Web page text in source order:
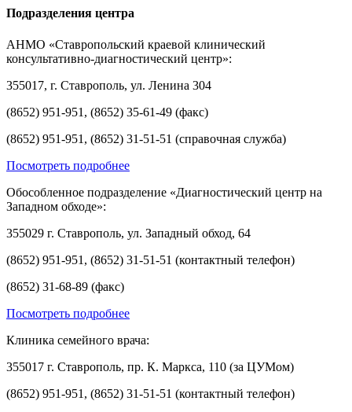
Подразделения центра
АНМО «Ставропольский краевой клинический
консультативно-диагностический центр»:
355017, г. Ставрополь, ул. Ленина 304
(8652) 951-951, (8652) 35-61-49 (факс)
(8652) 951-951, (8652) 31-51-51 (справочная служба)
Посмотреть подробнее
Обособленное подразделение «Диагностический центр на
Западном обходе»:
355029 г. Ставрополь, ул. Западный обход, 64
(8652) 951-951, (8652) 31-51-51 (контактный телефон)
(8652) 31-68-89 (факс)
Посмотреть подробнее
Клиника семейного врача:
355017 г. Ставрополь, пр. К. Маркса, 110 (за ЦУМом)
(8652) 951-951, (8652) 31-51-51 (контактный телефон)